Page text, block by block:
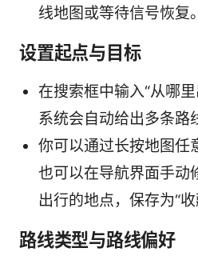
线地图或等待信号恢复。
设置起点与目标
在搜索框中输入“从哪里
系统会自动给出多条路
你可以通过长按地图任
也可以在导航界面手动
出行的地点，保存为“收
路线类型与路线偏好